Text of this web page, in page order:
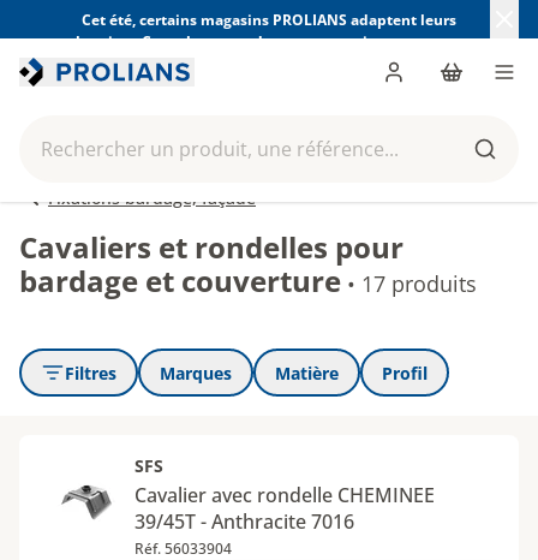
Cet été, certains magasins PROLIANS adaptent leurs
horaires. Consultez ceux de votre magasin avant votre
visite.
Rechercher un produit, une référence...
Panier
Fixations bardage, façade
Cavaliers et rondelles pour
bardage et couverture • 17 produits
Filtres Marques Matière Profil
SFS
Cavalier avec rondelle CHEMINEE
39/45T - Anthracite 7016
Réf. 56033904